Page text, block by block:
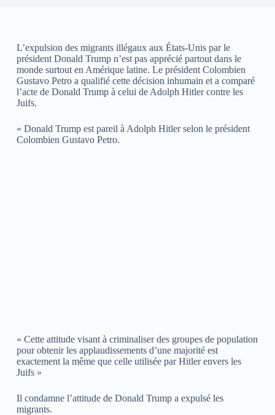
L’expulsion des migrants illégaux aux États-Unis par le
président Donald Trump n’est pas apprécié partout dans le
monde surtout en Amérique latine. Le président Colombien
Gustavo Petro a qualifié cette décision inhumain et a comparé
l’acte de Donald Trump à celui de Adolph Hitler contre les
Juifs.
« Donald Trump est pareil à Adolph Hitler selon le président
Colombien Gustavo Petro.
« Cette attitude visant à criminaliser des groupes de population
pour obtenir les applaudissements d’une majorité est
exactement la même que celle utilisée par Hitler envers les
Juifs »
Il condamne l’attitude de Donald Trump a expulsé les
migrants.